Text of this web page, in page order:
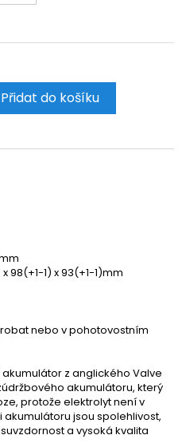
Přidat do košíku
98(+1-1) x 93(+1-1)mm
nebo v pohotovostním
z anglického Valve
akumulátoru, který
protože elektrolyt není v
akumulátoru jsou spolehlivost,
a vysoká kvalita